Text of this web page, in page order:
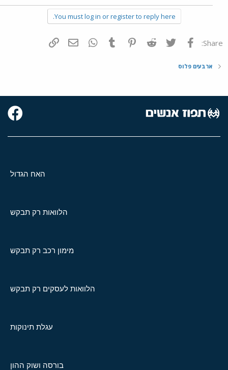
You must log in or register to reply here.
Share: פייסבוק Twitter
Reddit
Pinterest
Tumblr
WhatsAppדואר אלקטרוני
ארבעים פלוס
האח הגדול
הלוואות רק תבקש
מימון רכב רק תבקש
הלוואות לעסקים רק תבקש
עגלת תינוקות
בורסה ושוק ההון